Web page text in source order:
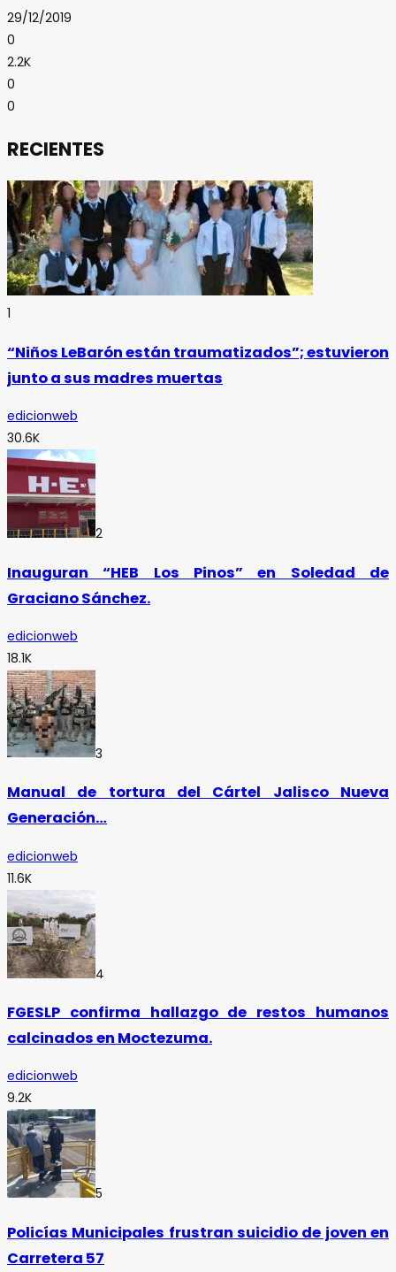
29/12/2019
0
2.2K
0
0
RECIENTES
1
“Niños LeBarón están traumatizados”; estuvieron
junto a sus madres muertas
edicionweb
30.6K
2
Inauguran “HEB Los Pinos” en Soledad de
Graciano Sánchez.
edicionweb
18.1K
3
Manual de tortura del Cártel Jalisco Nueva
Generación…
edicionweb
11.6K
4
FGESLP confirma hallazgo de restos humanos
calcinados en Moctezuma.
edicionweb
9.2K
5
Policías Municipales frustran suicidio de joven en
Carretera 57